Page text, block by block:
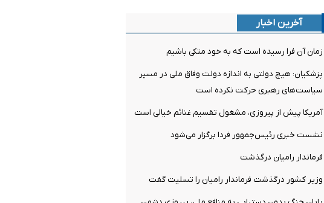
آخرین اخبار
زمان آن فرا رسیده است که به خود متکی باشیم
پزشکیان: هیچ دولتی به اندازه دولت وفاق ملی در مسیر
سیاست‌های رهبری حرکت نکرده است
آمریکا پیش از پیروزی، مشغول تقسیم غنائم خیالی است
نشست خبری رئیس‌جمهور فردا برگزار می‌شود
فرماندار رامیان درگذشت
وزیر کشور درگذشت فرماندار رامیان را تسلیت گفت